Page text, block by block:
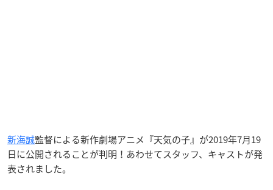
新海誠監督による新作劇場アニメ『天気の子』が2019年7月19
日に公開されることが判明！あわせてスタッフ、キャストが発
表されました。